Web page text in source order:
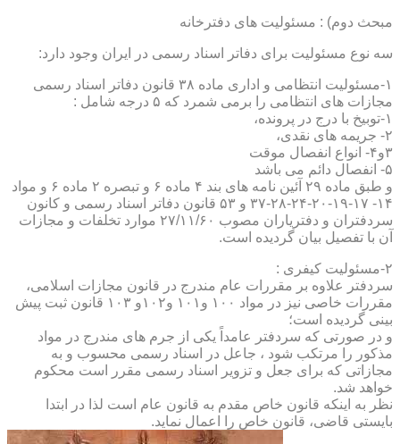
مبحث دوم) : مسئولیت های دفترخانه
سه نوع مسئولیت برای دفاتر اسناد رسمی در ایران وجود دارد:
۱-مسئولیت انتظامی و اداری ماده ۳۸ قانون دفاتر اسناد رسمی
مجازات های انتظامی را برمی شمرد که ۵ درجه شامل :
۱-توبیخ با درج در پرونده،
۲- جریمه های نقدی،
۳و۴- انواع انفصال موقت
۵- انفصال دائم می باشد
و طبق ماده ۲۹ آئین نامه های بند ۴ ماده ۶ و تبصره ۲ ماده ۶ و مواد
۱۴- ۱۷-۱۹-۲۰-۲۴-۲۸-۳۷ و ۵۳ قانون دفاتر اسناد رسمی و کانون
سردفتران و دفتریاران مصوب ۲۷/۱۱/۶۰ موارد تخلفات و مجازات
آن با تفصیل بیان گردیده است.
۲-مسئولیت کیفری :
سردفتر علاوه بر مقررات عام مندرج در قانون مجازات اسلامی،
مقررات خاصی نیز در مواد ۱۰۰ و۱۰۱ و۱۰۲و ۱۰۳ قانون ثبت پیش
بینی گردیده است؛
و در صورتی که سردفتر عامداً یکی از جرم های مندرج در مواد
مذکور را مرتکب شود ، جاعل در اسناد رسمی محسوب و به
مجازاتی که برای جعل و تزویر اسناد رسمی مقرر است محکوم
خواهد شد.
نظر به اینکه قانون خاص مقدم به قانون عام است لذا در ابتدا
بایستی قاضی، قانون خاص را اعمال نماید.